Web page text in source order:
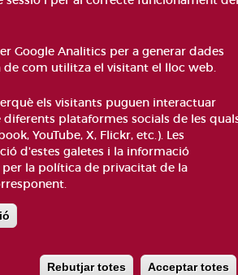
AVÍS LEGAL
CONTACTEU
PREGUNTES FREQÜENTS
POLÍTICA DE GALETES
Google Analitics per a generar dades
de com utilitza el visitant el lloc web.
els visitants puguen interactuar
plataformes socials de les
YouTube, X, Flickr, etc.). Les
d'estes galetes i la informació
per la política de privacitat de la
Rebutjar totes Acceptar totes